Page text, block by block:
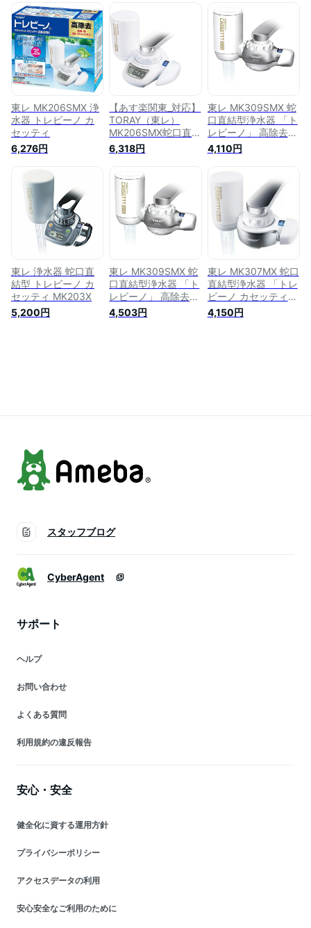
東レ MK206SMX 浄
水器 トレビーノ カ
セッティ
6,276円
【あす楽関東_対応】
TORAY（東レ）
MK206SMX蛇口直結
型浄水器 トレビーノ
カセッティ
6,318円
東レ MK309SMX 蛇
口直結型浄水器 「ト
レビーノ」 高除去タ
イプ
4,110円
東レ 浄水器 蛇口直
結型 トレビーノ カ
セッティ MK203X
5,200円
東レ MK309SMX 蛇
口直結型浄水器 「ト
レビーノ」 高除去タ
イプ
4,503円
東レ MK307MX 蛇口
直結型浄水器 「トレ
ビーノ カセッティ
307MX」 浄水器
4,150円
スタッフブログ
CyberAgent
サポート
ヘルプ
お問い合わせ
よくある質問
利用規約の違反報告
安心・安全
健全化に資する運用方針
プライバシーポリシー
アクセスデータの利用
安心安全なご利用のために